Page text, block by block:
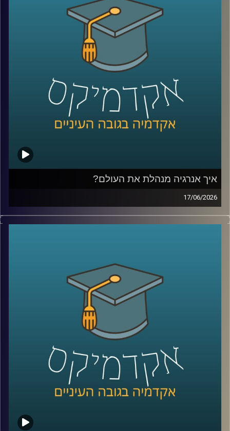
היום אנחנו יוצאים להכיר את סומלילנד, מדינה שרוב האנשים
מעולם לא שמעו עליה, אבל ייתכן שבעשור הקרוב היא תהפוך
לשחקנית משמעותית בזירה הגיאופוליטית.
כדי להבין איך נראים החיים במדינה שלא קיימת רשמית, למה
המעצמות הגדולות מתחילות להתעניין בה, והאם גם לישראל יש
אינטרס שם, הצטרף אליי היום השגריר ד״ר חיים קורן, בית ספר
לאודר לממשל, דיפלומטיה ואסטרטגיה, אוניברסיטת רייכמן.
שגריר ישראל הראשון לדרום סודן ושגריר מצרים
קרדיט תמונות:AudioVersity
איך אנרגיה מנהלת את העולם?
17/06/2026
בשנים האחרונות אנחנו שומעים בלי סוף על משברי אנרגיה,
מחירי נפט, גז טבעי, מצרי הורמוז ומאבקי כוח בין מדינות, אבל
ביטחון לאומי והשפעה עולמית.
בפרק של היום נדבר על איך אנרגיה מעצבת את העולם
שאנחנו חיים בו, איך גילוי הגז שינה את המעמד של ישראל
במזרח התיכון, למה מצרים הפכה לשחקנית מרכזית בתחום,
ואיך שיתופי פעולה אנרגטיים יכולים להשפיע גם על יחסים
איתנו היום ד״ר עמית מור, מנכ"ל משותף באקו-אנרג'י יעוץ
כלכלי אסטרטגי ומרצה באוניברסיטת רייכמן. מומחה בינ"ל
לכלכלת אנרגיה וסביבה, חשמל גז טבעי ונפט, בעל ניסיון עשיר
בייעוץ לממשלות, חברות בינלאומיות ומוסדות פיננסיים, יועץ
לבנק העולמי בפרויקטים גלובליים בתחומי אנרגיה ותשתיות.